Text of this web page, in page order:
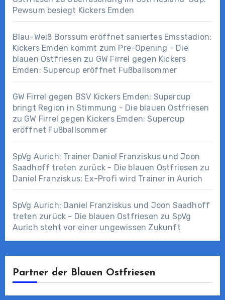
Pewsum besiegt Kickers Emden
Blau-Weiß Borssum eröffnet saniertes Emsstadion:
Kickers Emden kommt zum Pre-Opening - Die
blauen Ostfriesen zu GW Firrel gegen Kickers
Emden: Supercup eröffnet Fußballsommer
GW Firrel gegen BSV Kickers Emden: Supercup
bringt Region in Stimmung - Die blauen Ostfriesen
zu GW Firrel gegen Kickers Emden: Supercup
eröffnet Fußballsommer
SpVg Aurich: Trainer Daniel Franziskus und Joon
Saadhoff treten zurück - Die blauen Ostfriesen zu
Daniel Franziskus: Ex-Profi wird Trainer in Aurich
SpVg Aurich: Daniel Franziskus und Joon Saadhoff
treten zurück - Die blauen Ostfriesen zu SpVg
Aurich steht vor einer ungewissen Zukunft
Partner der Blauen Ostfriesen